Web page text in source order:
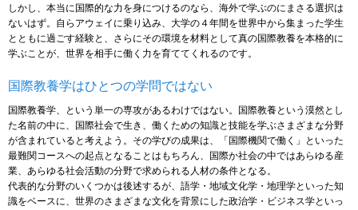
しかし、本当に国際的な力を身につけるのなら、海外で学ぶのにまさる選択は
ないはず。自らアウェイに乗り込み、大学の４年間を世界中から集まった学生
とともに過ごす経験と、さらにその環境を材料として真の国際教養を本格的に
学ぶことが、世界を相手に働く力を育ててくれるのです。
国際教養学はひとつの学問ではない
国際教養学、という単一の専攻があるわけではない。国際教養という漠然とし
た名前の中に、国際社会で生き、働くための知識と技能を学ぶさまざまな分野
が含まれていると考えよう。その学びの成果は、「国際機関で働く」といった
最難関コースへの起点となることはもちろん、国際か社会の中ではあらゆる産
業、あらゆる社会活動の分野で求められる人材の条件となる。
代表的な分野のいくつかは後述するが、語学・地域文化学・地理学といった知
識をベースに、世界のさまざまな文化を背景にした政治学・ビジネス学といっ